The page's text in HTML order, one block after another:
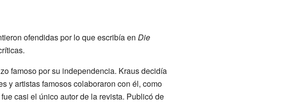
ofendidas por lo que escribía en Die
famoso por su independencia. Kraus decidía
y artistas famosos colaboraron con él, como
casi el único autor de la revista. Publicó de